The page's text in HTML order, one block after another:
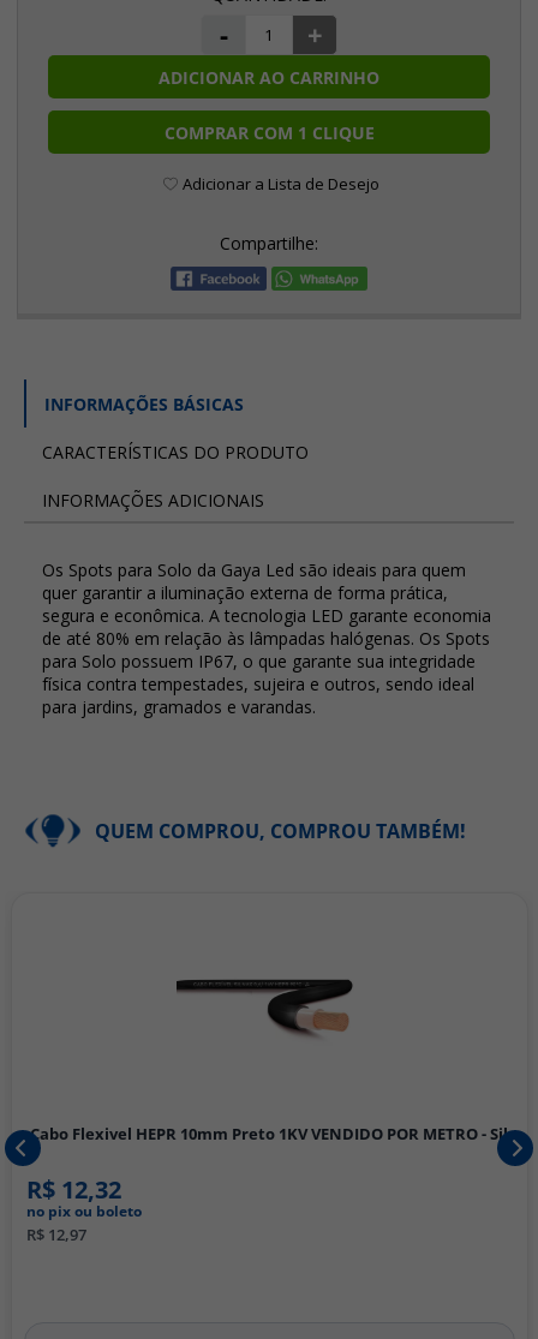
- +
ADICIONAR AO CARRINHO
COMPRAR COM 1 CLIQUE
Adicionar a Lista de Desejo
Compartilhe:
INFORMAÇÕES BÁSICAS
CARACTERÍSTICAS DO PRODUTO
INFORMAÇÕES ADICIONAIS
Os Spots para Solo da Gaya Led são ideais para quem
quer garantir a iluminação externa de forma prática,
segura e econômica. A tecnologia LED garante economia
de até 80% em relação às lâmpadas halógenas. Os Spots
para Solo possuem IP67, o que garante sua integridade
física contra tempestades, sujeira e outros, sendo ideal
para jardins, gramados e varandas.
QUEM COMPROU, COMPROU TAMBÉM!
Cabo Flexivel HEPR 10mm Preto 1KV VENDIDO POR METRO - Sil
R$ 12,32
no pix ou boleto
R$ 12,97